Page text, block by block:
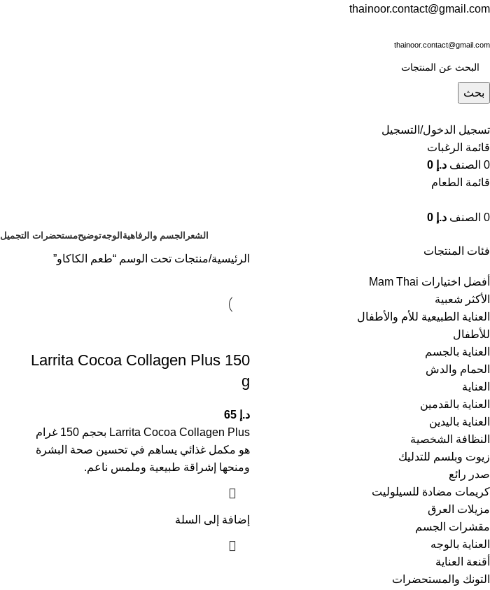
thainoor.contact@gmail.com
thainoor.contact@gmail.com
بحث
تسجيل الدخول/التسجيل
قائمة الرغبات
0 الصنف د.إ
قائمة الطعام
0 الصنف د.إ
الشعر الجسم والرفاهية الوجهتوضيحمستحضرات التجميل
فئات المنتجات
أفضل اختيارات Mam Thai
الأكثر شعبية
العناية الطبيعية للأم والأطفال
للأطفال
العناية بالجسم
الحمام والدش
العناية
العناية بالقدمين
العناية باليدين
النظافة الشخصية
زيوت وبلسم للتدليك
صدر رائع
كريمات مضادة للسيلوليت
مزيلات العرق
مقشرات الجسم
العناية بالوجه
أقنعة العناية
التونك والمستحضرات
الرئيسية منتجات تحت الوسم “طعم الكاكاو”
Larrita Cocoa Collagen Plus 150
g
د.إ 65
Larrita Cocoa Collagen Plus بحجم 150 غرام
هو مكمل غذائي يساهم في تحسين صحة البشرة
ومنحها إشراقة طبيعية وملمس ناعم.
إضافة إلى السلة